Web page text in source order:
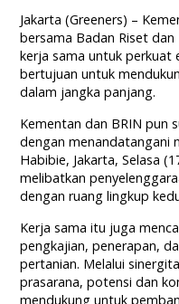
Jakarta (Greeners) –
bersama Badan Riset dan
kerja sama untuk perkuat
bertujuan untuk
dalam jangka panjang.
Kementan dan BRIN pun
dengan menandatangani
Habibie, Jakarta, Selasa
melibatkan
dengan ruang lingkup
Kerja sama itu juga
pengkajian, penerapan,
pertanian. Melalui
prasarana, potensi dan
mendukung untuk